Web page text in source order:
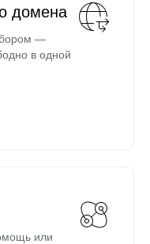
домена
—
в одной
или